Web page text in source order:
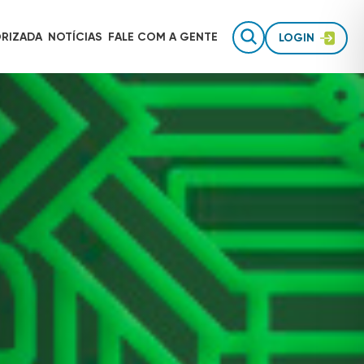
Gestão de equipes de campo
Rastreamento para uso pessoal
Inteligência de dados
Acessórios de segurança
AUTOTRAC É INVESTIMENTO
TECNOLOGIA AUTOTRAC
NOTÍCIAS FALE COM A GENTE LOGIN